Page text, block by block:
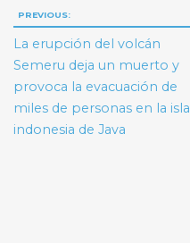
Navegación
de
entradas
PREVIOUS:
La erupción del volcán
Semeru deja un muerto y
provoca la evacuación de
miles de personas en la isla
indonesia de Java